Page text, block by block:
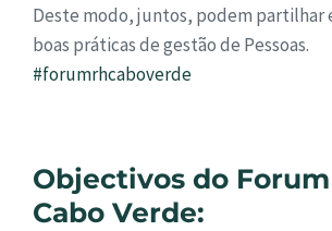
Deste modo, juntos, podem partilhar
boas práticas de gestão de Pessoas.
#forumrhcaboverde
Objectivos do Forum
Cabo Verde: